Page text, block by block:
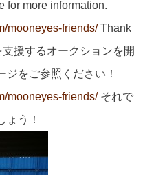
for more information.
mooneyes-friends/Thank
援するオークションを開
をご参照ください！
mooneyes-friends/それで
ょう！